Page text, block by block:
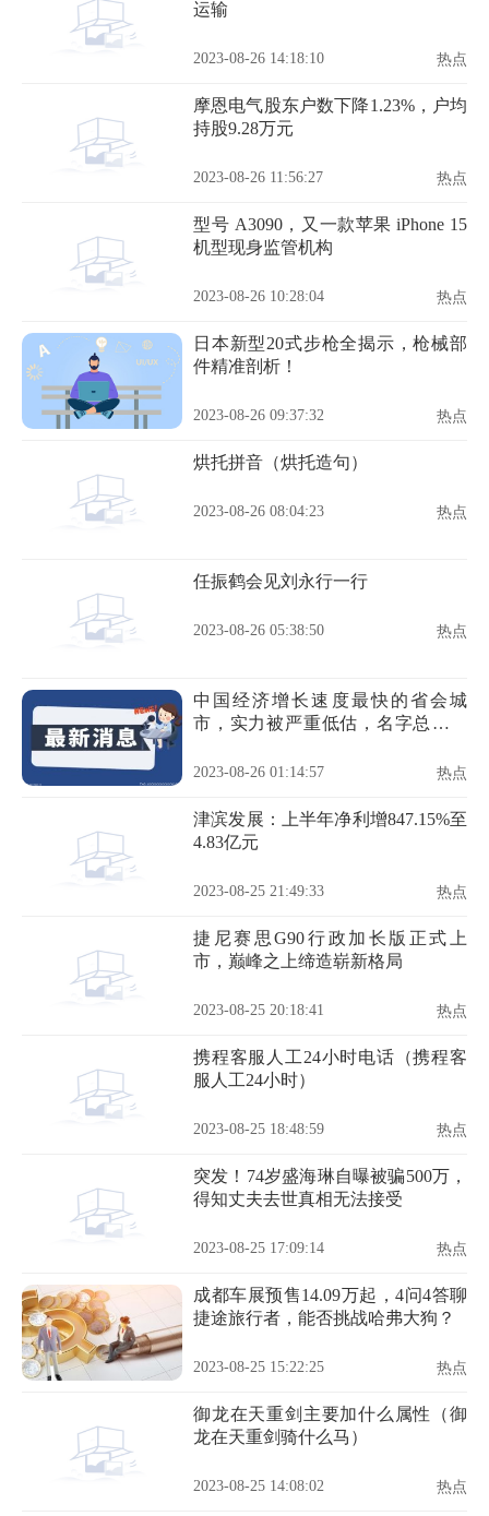
运输
2023-08-26 14:18:10 热点
摩恩电气股东户数下降1.23%，户均
持股9.28万元
2023-08-26 11:56:27 热点
型号 A3090，又一款苹果 iPhone 15
机型现身监管机构
2023-08-26 10:28:04 热点
日本新型20式步枪全揭示，枪械部
件精准剖析！
2023-08-26 09:37:32 热点
烘托拼音（烘托造句）
2023-08-26 08:04:23 热点
任振鹤会见刘永行一行
2023-08-26 05:38:50 热点
中国经济增长速度最快的省会城
市，实力被严重低估，名字总被调
2023-08-26 01:14:57 热点
津滨发展：上半年净利增847.15%至
4.83亿元
2023-08-25 21:49:33 热点
捷尼赛思G90行政加长版正式上
市，巅峰之上缔造崭新格局
2023-08-25 20:18:41 热点
携程客服人工24小时电话（携程客
服人工24小时）
2023-08-25 18:48:59 热点
突发！74岁盛海琳自曝被骗500万，
得知丈夫去世真相无法接受
2023-08-25 17:09:14 热点
成都车展预售14.09万起，4问4答聊
捷途旅行者，能否挑战哈弗大狗？
2023-08-25 15:22:25 热点
御龙在天重剑主要加什么属性（御
龙在天重剑骑什么马）
2023-08-25 14:08:02 热点